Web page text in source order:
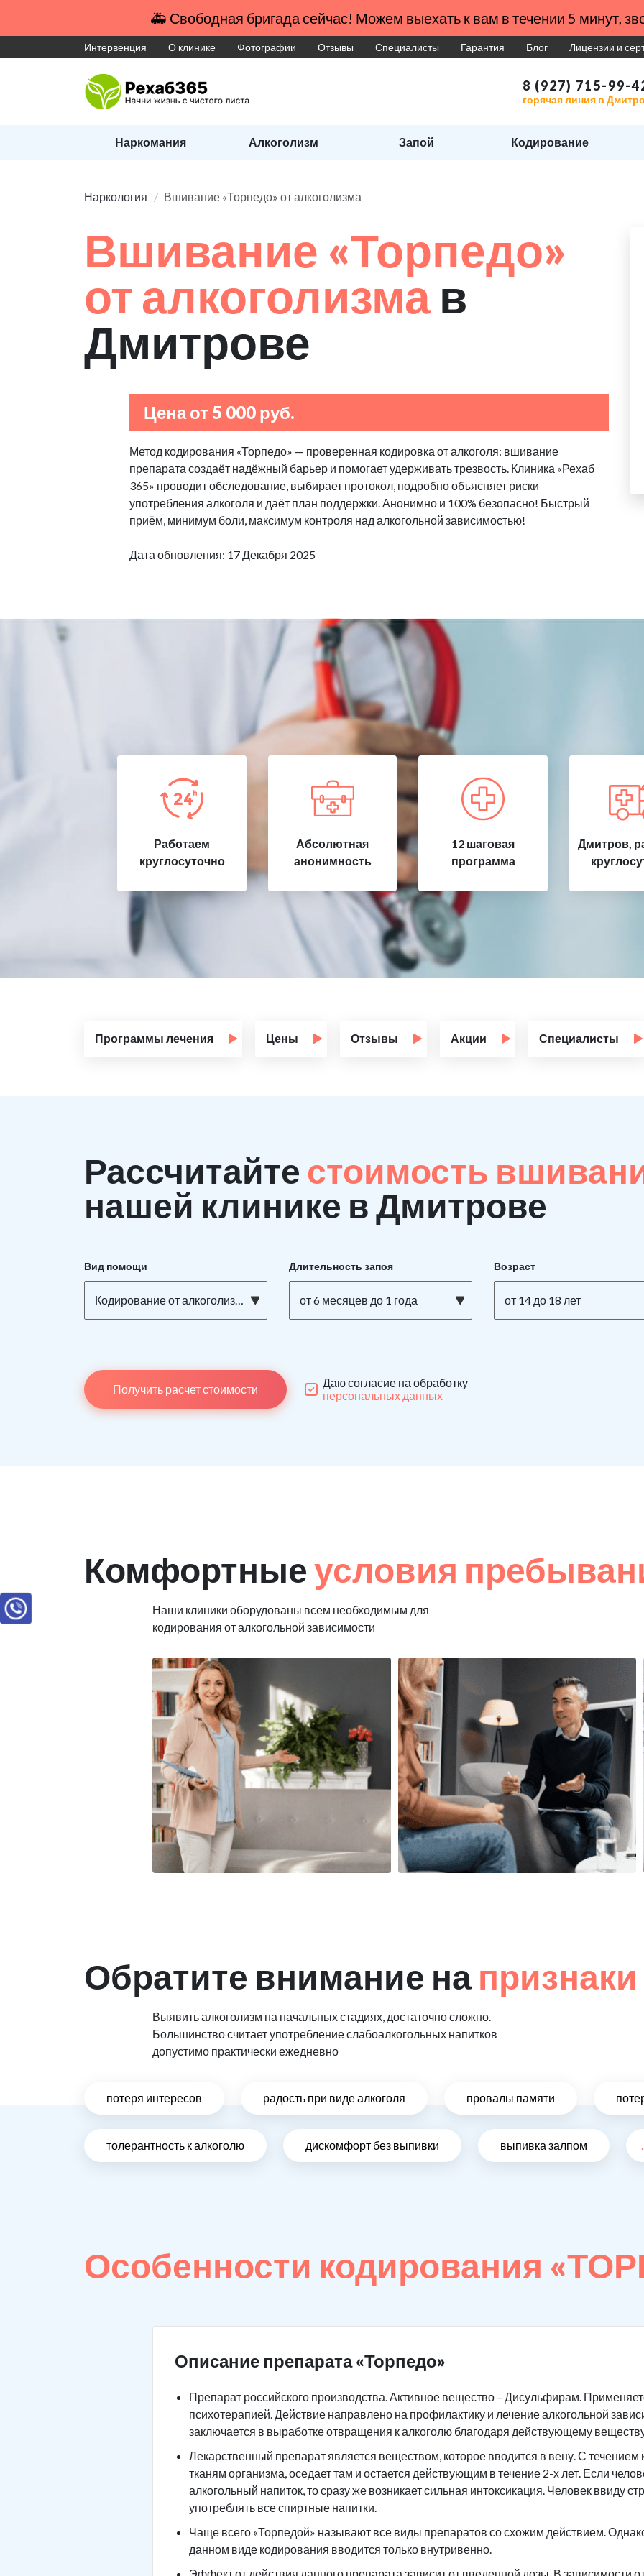
🚑 Свободная бригада сейчас! Можем выехать к вам в течении 5 минут,
Интервенция О клинике Фотографии Отзывы Специалисты Гарантия Блог Лицензии и
8 (927) 715-99-
горячая линия в
Наркомания Алкоголизм Запой Кодирование
Наркология Вшивание «Торпедо» от алкоголизма
Вшивание «Торпедо»
от алкоголизма в
Дмитрове
Цена от 5 000 руб.
Метод кодирования «Торпедо» — проверенная кодировка от алкоголя: вшивание
препарата создаёт надёжный барьер и помогает удерживать трезвость. Клиника «Рехаб
365» проводит обследование, выбирает протокол, подробно объясняет риски
употребления алкоголя и даёт план поддержки. Анонимно и 100% безопасно! Быстрый
приём, минимум боли, максимум контроля над алкогольной зависимостью!
Дата обновления: 17 Декабря 2025
Работаем
круглосуточно
Абсолютная
анонимность
12 шаговая
программа
Дмитров,
Программы лечения Цены Отзывы Акции Специалисты
Рассчитайте стоимость
нашей клинике в Дмитрове
Вид помощи
Кодирование от алкоголизма ТОРПЕДО на дому
Длительность запоя
от 6 месяцев до 1 года
Возраст
от 14 до 18 лет
Получить расчет стоимости
Даю согласие на обработку
персональных данных
Комфортныеусловия
Наши клиники оборудованы всем необходимым для
кодирования от алкогольной зависимости
Обратите внимание на
Выявить алкоголизм на начальных стадиях, достаточно сложно.
Большинство считает употребление слабоалкогольных напитков
допустимо практически ежедневно
потеря интересов радость при виде алкоголя провалы памяти
толерантность к алкоголю дискомфорт без выпивки выпивка залпом
Особенности кодирования
Описание препарата «Торпедо»
Препарат российского производства. Активное вещество – Дисульфирам.
психотерапией. Действие направлено на профилактику и лечение алкогольной
заключается в выработке отвращения к алкоголю благодаря действующему
Лекарственный препарат является веществом, которое вводится в вену. С течением
тканям организма, оседает там и остается действующим в течение 2-х лет. Если
алкогольный напиток, то сразу же возникает сильная интоксикация. Человек ввиду
употреблять все спиртные напитки.
Чаще всего «Торпедой» называют все виды препаратов со схожим действием.
данном виде кодирования вводится только внутривенно.